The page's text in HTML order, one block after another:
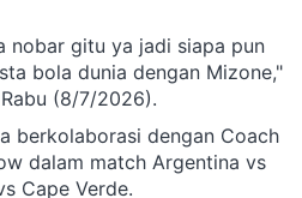
nobar gitu ya jadi siapa pun
bola dunia dengan Mizone,"
(8/7/2026).
berkolaborasi dengan Coach
dalam match Argentina vs
Cape Verde.